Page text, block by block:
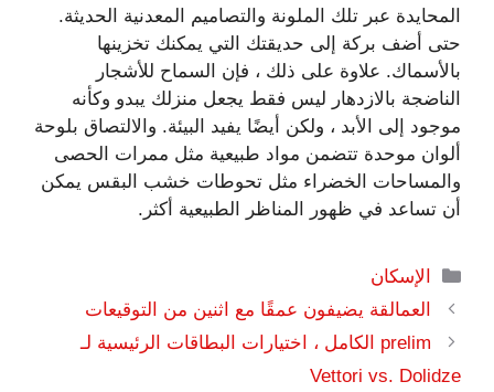
المحايدة عبر تلك الملونة والتصاميم المعدنية الحديثة.
حتى أضف بركة إلى حديقتك التي يمكنك تخزينها
بالأسماك. علاوة على ذلك ، فإن السماح للأشجار
الناضجة بالازدهار ليس فقط يجعل منزلك يبدو وكأنه
موجود إلى الأبد ، ولكن أيضًا يفيد البيئة. والالتصاق بلوحة
ألوان موحدة تتضمن مواد طبيعية مثل ممرات الحصى
والمساحات الخضراء مثل تحوطات خشب البقس يمكن
أن تساعد في ظهور المناظر الطبيعية أكثر.
التصنيفات
الإسكان
العمالقة يضيفون عمقًا مع اثنين من التوقيعات
prelim الكامل ، اختيارات البطاقات الرئيسية لـ
Vettori vs. Dolidze